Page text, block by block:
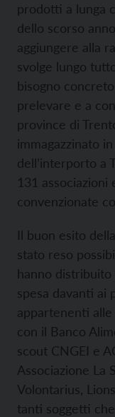
prodotti a lunga
dello scorso
aggiungere alla
svolge lungo
bisogno
prelevare e a
province di
immagazzinato
dell’interporto a
131
convenzionate
Il buon esito
stato reso
hanno
spesa davanti ai
appartenenti alle
con il Banco
scout CNGEI e
Associazione La
Volontarius,
tanti soggetti